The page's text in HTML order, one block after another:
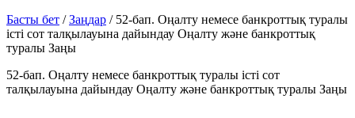
Басты бет /Заңдар / 52-бап. Оңалту немесе банкроттық туралы
істi сот талқылауына дайындау Оңалту және банкроттық
туралы Заңы
52-бап. Оңалту немесе банкроттық туралы істi сот
талқылауына дайындау Оңалту және банкроттық туралы Заңы